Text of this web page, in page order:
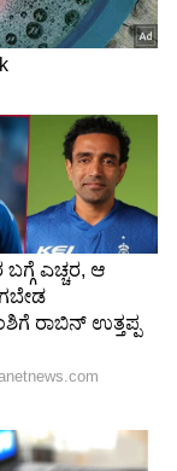
ಪರಿಚಿತರಾದ
ಕಿಚನ್
ನಟಿಸುತ್ತಿದ್ದಾರೆ.